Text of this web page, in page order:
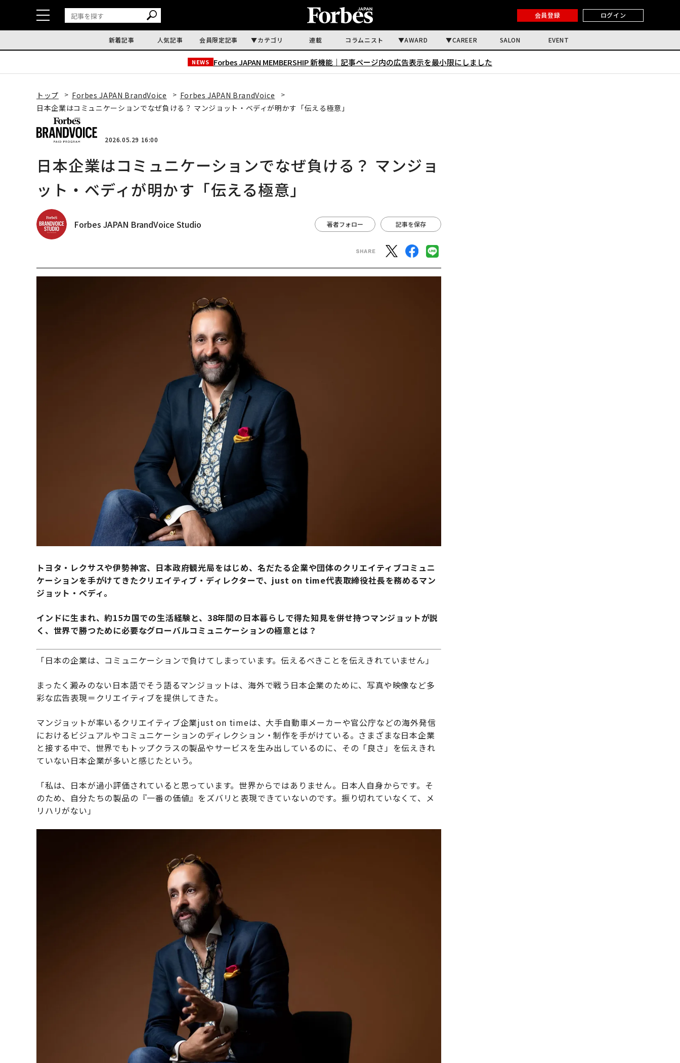
会員登録 ログイン
新着記事 人気記事 会員限定記事 カテゴリ 連載 コラムニスト AWARD CAREER SALON EVENT
NEWS Forbes JAPAN MEMBERSHIP 新機能｜ 記事ページ内の広告表示を最小限にしました
トップ Forbes JAPAN BrandVoice
Forbes JAPAN BrandVoice
日本企業はコミュニケーションでなぜ負ける？ マンジョット・ベディが明かす「伝える極意」
2026.05.29 16:00
日本企業はコミュニケーションでなぜ負ける？ マンジョ
ット・ベディが明かす「伝える極意」
Forbes JAPAN BrandVoice Studio 著者フォロー 記事を保存
トヨタ・レクサスや伊勢神宮、日本政府観光局をはじめ、名だたる企業や団体のクリエイティブコミュニ
ケーションを手がけてきたクリエイティブ・ディレクターで、just on time代表取締役社長を務めるマン
ジョット・ベディ。
インドに生まれ、約15カ国での生活経験と、38年間の日本暮らしで得た知見を併せ持つマンジョットが説
く、世界で勝つために必要なグローバルコミュニケーションの極意とは？
「日本の企業は、コミュニケーションで負けてしまっています。伝えるべきことを伝えきれていません」
まったく澱みのない日本語でそう語るマンジョットは、海外で戦う日本企業のために、写真や映像など多
彩な広告表現＝クリエイティブを提供してきた。
マンジョットが率いるクリエイティブ企業just on timeは、大手自動車メーカーや官公庁などの海外発信
におけるビジュアルやコミュニケーションのディレクション・制作を手がけている。さまざまな日本企業
と接する中で、世界でもトップクラスの製品やサービスを生み出しているのに、その「良さ」を伝えきれ
ていない日本企業が多いと感じたという。
「私は、日本が過小評価されていると思っています。世界からではありません。日本人自身からです。そ
のため、自分たちの製品の『一番の価値』をズバリと表現できていないのです。振り切れていなくて、メ
リハリがない」